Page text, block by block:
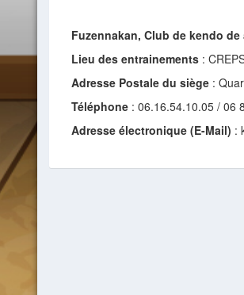
Fuzennakan, Club de kendo
Lieu des entrainements :
Adresse Postale du siège :
Téléphone : 06.16.54.10.05 / 06
Adresse électronique (E-Mail) :